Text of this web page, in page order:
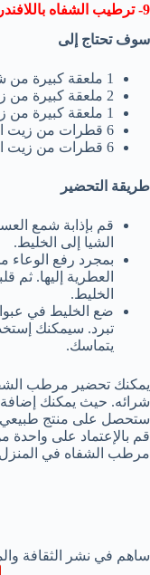
9- ترطيب الشفاه باللافندر و النعناع
سوف تحتاج إلى
1 ملعقة كبيرة من شمع العسل.
2 ملعقة كبيرة من زبدة الشيا.
1 ملعقة كبيرة من زيت جوز الهند.
6 قطرات من زيت النعناع العطري.
6 قطرات من زيت اللافندر العطري.
طريقة التحضير
قم بإذابة شمع
الشيا إلى الخليط.
بمجرد رفع الوعاء
العطرية إليها. ثم
الخليط.
ضع الخليط في
تبرد. سيمكنك
يتماسك.
يمكنك تحضير مرطب
شرائه. حيث يمكنك إضافة
ستحصل على منتج طبيعي
قم بالإعتماد على
مرطب الشفاه في
ساهم في نشر الثقافة